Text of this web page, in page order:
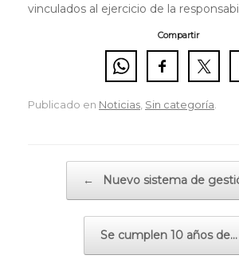
vinculados al ejercicio de la
Compartir
Publicado en Noticias Sin categoría
← Nuevo sistema de
Se cumplen 10 años de…